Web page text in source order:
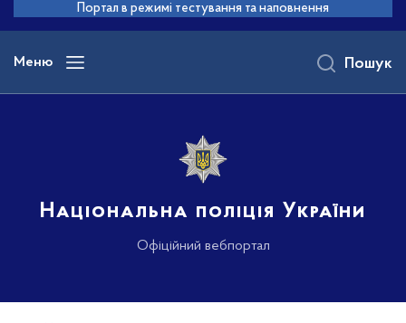
основного
вмісту
Портал в режимі тестування та наповнення
Меню
Національна поліція України
Офіційний вебпортал
Пошук